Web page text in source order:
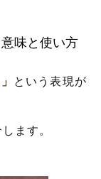
味と使い方
という表現が
ます。